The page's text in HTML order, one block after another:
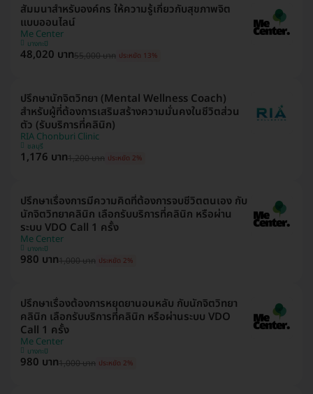
สัมมนาสำหรับองค์กร ให้ความรู้เกี่ยวกับสุขภาพจิต
แบบออนไลน์
Me Center
บางกะปิ
48,020 บาท55,000 บาท ประหยัด 13%
ปรึกษานักจิตวิทยา (Mental Wellness Coach)
สำหรับผู้ที่ต้องการเสริมสร้างความมั่นคงในชีวิตส่วน
ตัว (รับบริการที่คลินิก)
RIA Chonburi Clinic
ชลบุรี
1,176 บาท1,200 บาท ประหยัด 2%
ปรึกษาเรื่องการมีความคิดที่ต้องการจบชีวิตตนเอง กับ
นักจิตวิทยาคลินิก เลือกรับบริการที่คลินิก หรือผ่าน
ระบบ VDO Call 1 ครั้ง
Me Center
บางกะปิ
980 บาท1,000 บาท ประหยัด 2%
ปรึกษาเรื่องต้องการหยุดยานอนหลับ กับนักจิตวิทยา
คลินิก เลือกรับบริการที่คลินิก หรือผ่านระบบ VDO
Call 1 ครั้ง
Me Center
บางกะปิ
980 บาท1,000 บาท ประหยัด 2%